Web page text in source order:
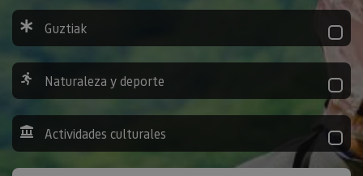
Guztiak
Naturaleza y deporte
Actividades culturales